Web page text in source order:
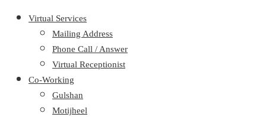
Virtual Services
Mailing Address
Phone Call / Answer
Virtual Receptionist
Co-Working
Gulshan
Motijheel